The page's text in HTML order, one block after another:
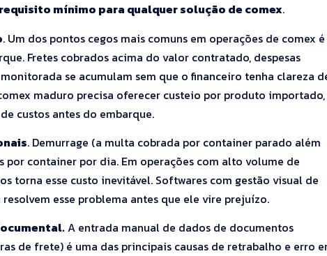
mínimo para qualquer solução de comex.
. Um dos pontos cegos mais comuns em operações de comex é
Fretes cobrados acima do valor contratado, despesas
se acumulam sem que o financeiro tenha clareza
maduro precisa oferecer custeio por produto importado,
custos antes do embarque.
. Demurrage (a multa cobrada por container parado além
container por dia. Em operações com alto volume de
torna esse custo inevitável. Softwares com gestão visual de
esse problema antes que ele vire prejuízo.
A entrada manual de dados de documentos
de frete) é uma das principais causas de retrabalho e erro